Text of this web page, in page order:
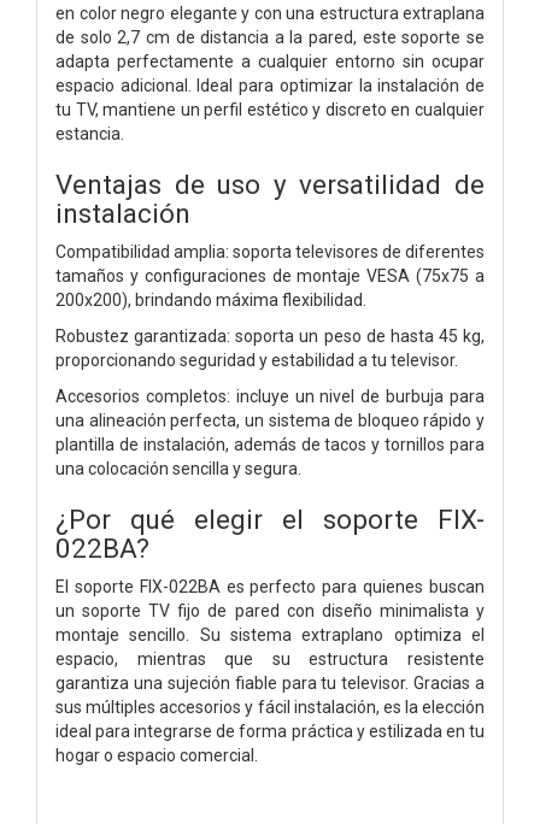
en color negro elegante y con una estructura extraplana
de solo 2,7 cm de distancia a la pared, este soporte se
adapta perfectamente a cualquier entorno sin ocupar
espacio adicional. Ideal para optimizar la instalación de
tu TV, mantiene un perfil estético y discreto en cualquier
estancia.
Ventajas de uso y versatilidad de
instalación
Compatibilidad amplia: soporta televisores de diferentes
tamaños y configuraciones de montaje VESA (75x75 a
200x200), brindando máxima flexibilidad.
Robustez garantizada: soporta un peso de hasta 45 kg,
proporcionando seguridad y estabilidad a tu televisor.
Accesorios completos: incluye un nivel de burbuja para
una alineación perfecta, un sistema de bloqueo rápido y
plantilla de instalación, además de tacos y tornillos para
una colocación sencilla y segura.
¿Por qué elegir el soporte FIX-
022BA?
El soporte FIX-022BA es perfecto para quienes buscan
un soporte TV fijo de pared con diseño minimalista y
montaje sencillo. Su sistema extraplano optimiza el
espacio, mientras que su estructura resistente
garantiza una sujeción fiable para tu televisor. Gracias a
sus múltiples accesorios y fácil instalación, es la elección
ideal para integrarse de forma práctica y estilizada en tu
hogar o espacio comercial.